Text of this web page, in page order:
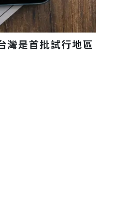
是首批試行地區